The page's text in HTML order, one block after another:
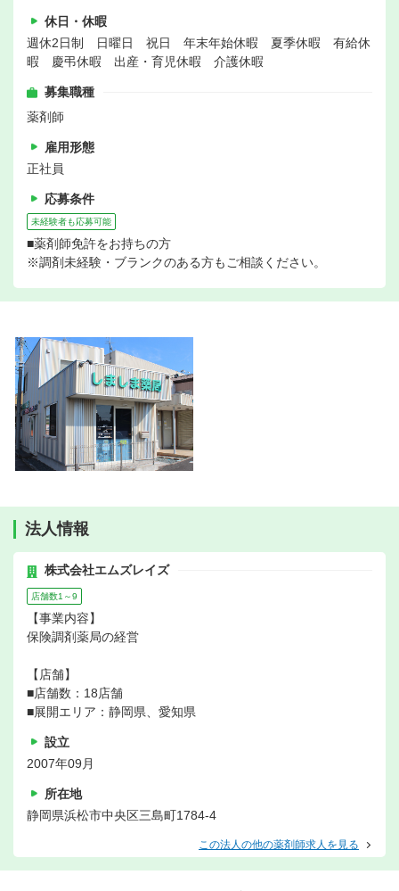
休日・休暇
週休2日制 日曜日 祝日 年末年始休暇 夏季休暇 有給休
暇 慶弔休暇 出産・育児休暇 介護休暇
募集職種
薬剤師
雇用形態
正社員
応募条件
未経験者も応募可能
■薬剤師免許をお持ちの方
※調剤未経験・ブランクのある方もご相談ください。
法人情報
株式会社エムズレイズ
店舗数1～9
【事業内容】
保険調剤薬局の経営
【店舗】
■店舗数：18店舗
■展開エリア：静岡県、愛知県
設立
2007年09月
所在地
静岡県浜松市中央区三島町1784-4
この法人の他の薬剤師求人を見る